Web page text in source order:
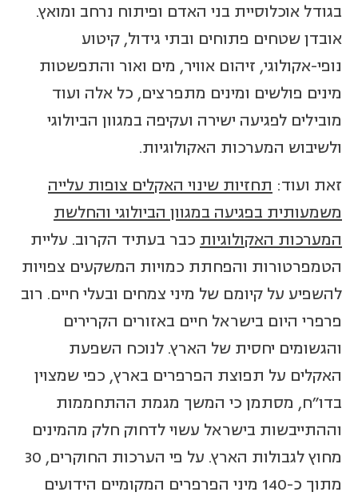
בגודל אוכלוסיית בני האדם ופיתוח נרחב ומואץ.
אובדן שטחים פתוחים ובתי גידול, קיטוע
נופי-אקולוגי, זיהום אוויר, מים ואור והתפשטות
מינים פולשים ומינים מתפרצים, כל אלה ועוד
מובילים לפגיעה ישירה ועקיפה במגוון הביולוגי
ולשיבוש המערכות האקולוגיות.
זאת ועוד: תחזיות שינוי האקלים צופות עלייה
משמעותית בפגיעה במגוון הביולוגי והחלשת
המערכות האקולוגיות כבר בעתיד הקרוב. עליית
הטמפרטורות והפחתת כמויות המשקעים צפויות
להשפיע על קיומם של מיני צמחים ובעלי חיים. רוב
פרפרי היום בישראל חיים באזורים הקרירים
והגשומים יחסית של הארץ. לנוכח השפעת
האקלים על תפוצת הפרפרים בארץ, כפי שמצוין
בדו"ח, מסתמן כי המשך מגמת ההתחממות
וההתייבשות בישראל עשוי לדחוק חלק מהמינים
מחוץ לגבולות הארץ. על פי הערכות החוקרים, 30
מתוך כ-140 מיני הפרפרים המקומיים הידועים